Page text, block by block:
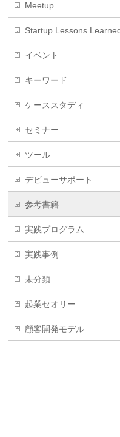
Meetup
Startup Lessons
イベント
キーワード
ケーススタディ
セミナー
ツール
デビューサポート
参考書籍
実践プログラム
実践事例
未分類
起業セオリー
顧客開発モデル